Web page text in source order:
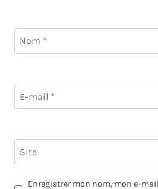
Nom *
E-mail *
Site
Enregistrer mon nom, mon e-